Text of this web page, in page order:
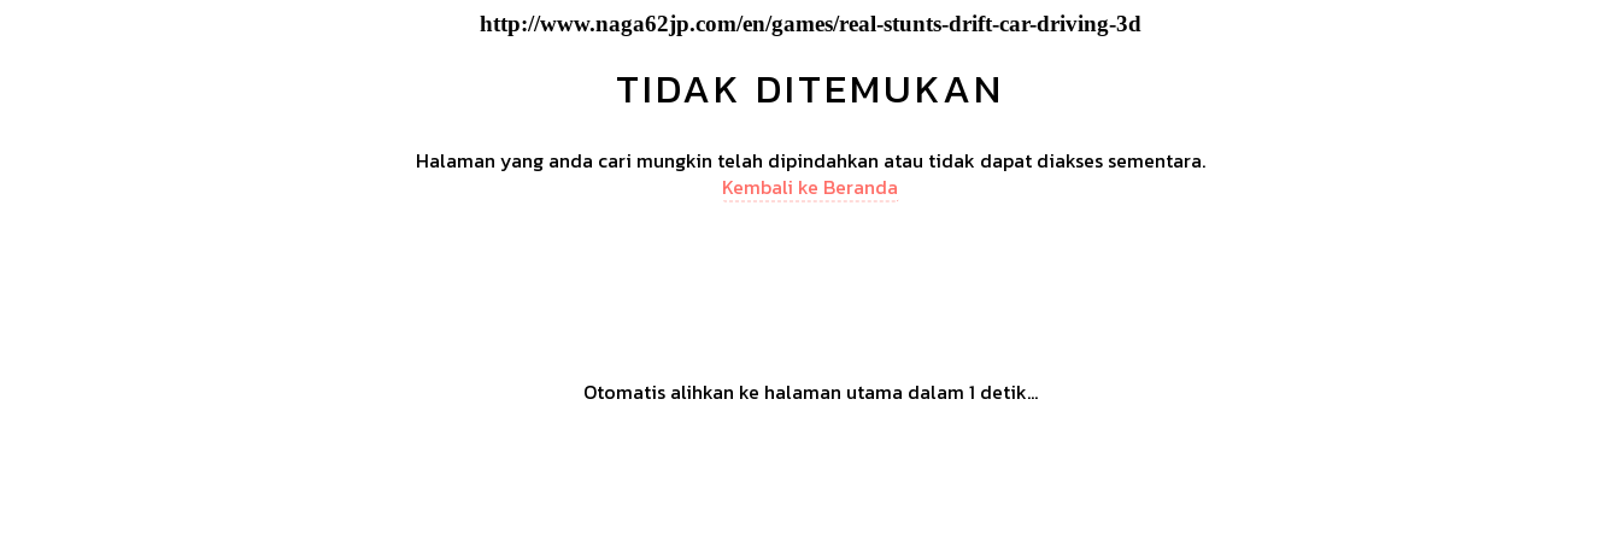
http://www.naga62jp.com/en/games/real-stunts-drift-car-driving-3d
TIDAK DITEMUKAN
Halaman yang anda cari mungkin telah dipindahkan atau tidak dapat diakses sementara.
Kembali ke Beranda
Otomatis alihkan ke halaman utama dalam 1 detik...